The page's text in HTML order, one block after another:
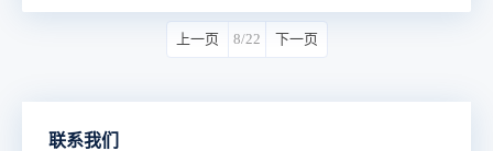
上一页 8/22 下一页
联系我们